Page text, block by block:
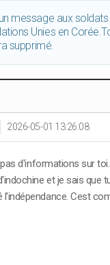
message aux
Unies en
supprimé.
2026-05-01 13:26:08
d'informations sur
et je sais que
Cest